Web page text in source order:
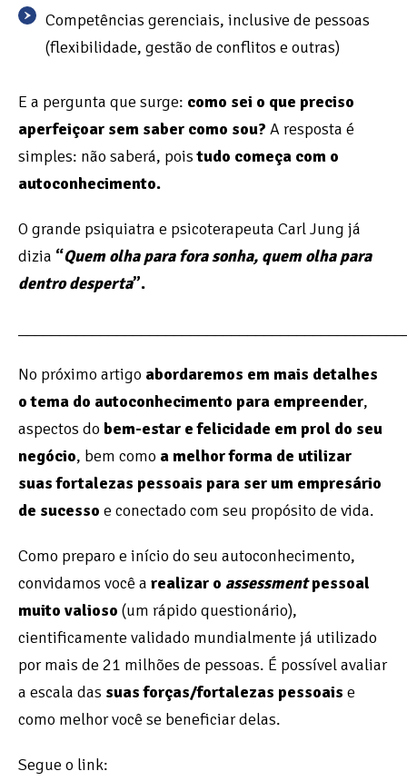
Competências gerenciais, inclusive de pessoas
(flexibilidade, gestão de conflitos e outras)
E a pergunta que surge: como sei o que preciso
aperfeiçoar sem saber como sou? A resposta é
simples: não saberá, poistudo começa com o
autoconhecimento.
O grande psiquiatra e psicoterapeuta Carl Jung já
dizia “Quem olha para fora sonha, quem olha para
dentro desperta”.
No próximo artigo abordaremos em mais detalhes
o tema do autoconhecimento para empreender,
aspectos do bem-estar e felicidade em prol do seu
negócio, bem como a melhor forma de utilizar
suas fortalezas pessoais para ser um empresário
de sucesso e conectado com seu propósito de vida.
Como preparo e início do seu autoconhecimento,
convidamos você a realizar o assessmentpessoal
muito valioso (um rápido questionário),
cientificamente validado mundialmente já utilizado
por mais de 21 milhões de pessoas. É possível avaliar
a escala das suas forças/fortalezas pessoais e
como melhor você se beneficiar delas.
Segue o link: